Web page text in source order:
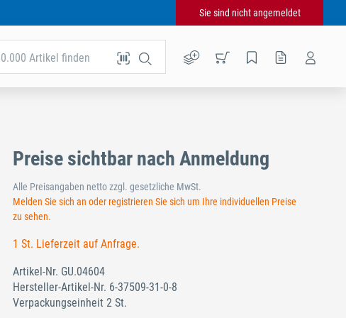
Sie sind nicht angemeldet
Artikel finden
Preise sichtbar nach Anmeldung
Alle Preisangaben netto zzgl. gesetzliche MwSt.
Melden Sie sich an oder registrieren Sie sich um Ihre individuellen Preise
zu sehen.
1 St. Lieferzeit auf Anfrage.
Artikel-Nr. GU.04604
Hersteller-Artikel-Nr. 6-37509-31-0-8
Verpackungseinheit 2 St.